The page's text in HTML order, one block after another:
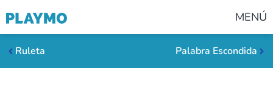
MENÚ
Ruleta Palabra Escondida